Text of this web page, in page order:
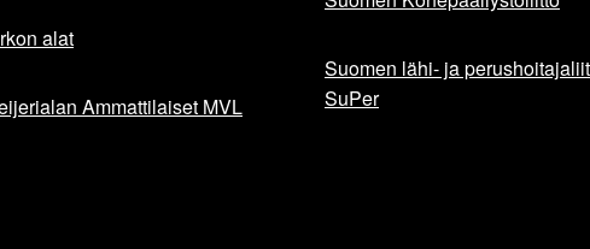
alat
Ammattilaiset MVL
Suomen lähi- ja
SuPer